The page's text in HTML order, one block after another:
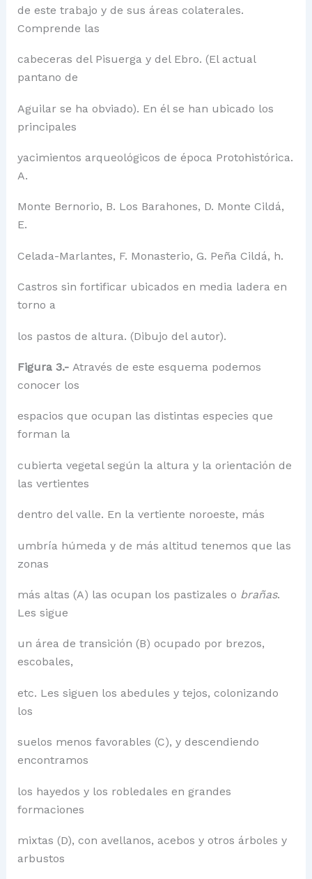
de este trabajo y de sus áreas colaterales.
Comprende las
cabeceras del Pisuerga y del Ebro. (El actual
pantano de
Aguilar se ha obviado). En él se han ubicado los
principales
yacimientos arqueológicos de época Protohistórica.
A.
Monte Bernorio, B. Los Barahones, D. Monte Cildá,
E.
Celada-Marlantes, F. Monasterio, G. Peña Cildá, h.
Castros sin fortificar ubicados en media ladera en
torno a
los pastos de altura. (Dibujo del autor).
Figura 3.- Através de este esquema podemos
conocer los
espacios que ocupan las distintas especies que
forman la
cubierta vegetal según la altura y la orientación de
las vertientes
dentro del valle. En la vertiente noroeste, más
umbría húmeda y de más altitud tenemos que las
zonas
más altas (A) las ocupan los pastizales o brañas.
Les sigue
un área de transición (B) ocupado por brezos,
escobales,
etc. Les siguen los abedules y tejos, colonizando
los
suelos menos favorables (C), y descendiendo
encontramos
los hayedos y los robledales en grandes
formaciones
mixtas (D), con avellanos, acebos y otros árboles y
arbustos